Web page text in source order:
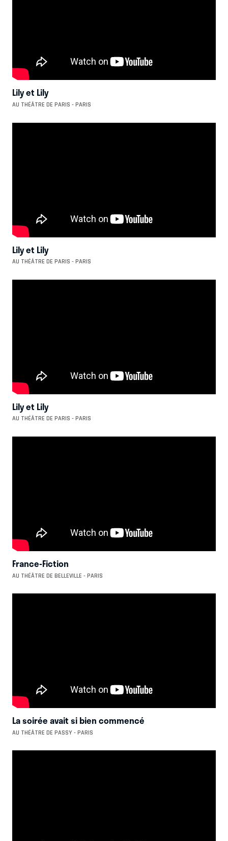
Lily et Lily
AU THÉÂTRE DE PARIS - PARIS
Lily et Lily
AU THÉÂTRE DE PARIS - PARIS
Lily et Lily
AU THÉÂTRE DE PARIS - PARIS
France-Fiction
AU THÉÂTRE DE BELLEVILLE - PARIS
La soirée avait si bien commencé
AU THÉÂTRE DE PASSY - PARIS